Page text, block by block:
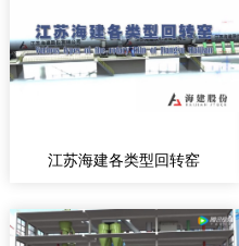
江苏海建各类型回转窑